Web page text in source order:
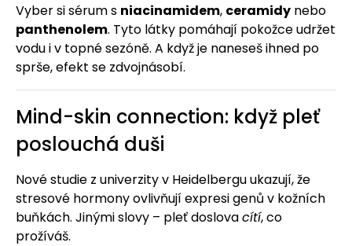
Vyber si sérum s niacinamidem, ceramidy nebo
panthenolem. Tyto látky pomáhají pokožce udržet
vodu i v topné sezóně. A když je naneseš ihned po
sprše, efekt se zdvojnásobí.
Mind-skin connection: když pleť
poslouchá duši
Nové studie z univerzity v Heidelbergu ukazují, že
stresové hormony ovlivňují expresi genů v kožních
buňkách. Jinými slovy – pleť doslovacítí, co
prožíváš.